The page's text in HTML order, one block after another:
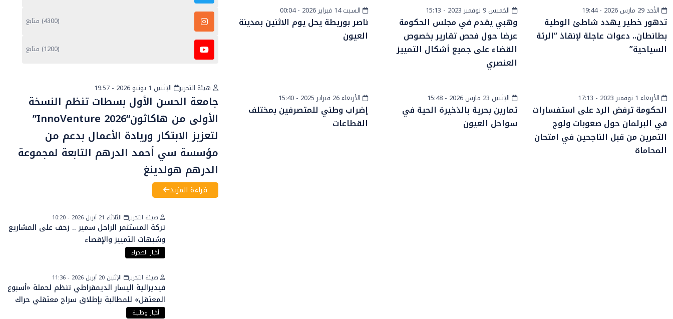
أخبار الصحراءالأحد 29 مارس 2026 - 19:44
تدهور خطير يهدد شاطئ الوطية
بطانطان.. دعوات عاجلة لإنقاذ “الرئة
السياحية”
أخبار وطنيةالخميس 9 نوفمبر 2023 - 15:13
وهبي يقدم في مجلس الحكومة
عرضا حول فحص تقارير بخصوص
القضاء على جميع أشكال التمييز
العنصري
أخبار وطنيةالسبت 14 فبراير 2026 - 00:04
ناصر بوريطة يحل يوم الاثنين بمدينة
العيون
أخبار وطنيةالأربعاء 1 نوفمبر 2023 - 17:13
الحكومة ترفض الرد على استفسارات
في البرلمان حول صعوبات ولوج
التمرين من قبل الناجحين في امتحان
المحاماة
أخبار الصحراءالإثنين 23 مارس 2026 - 15:48
تمارين بحرية بالذخيرة الحية في
سواحل العيون
أخبار وطنية
الأربعاء 26 فبراير 2025 - 15:40
إضراب وطني للمتصرفين بمختلف
القطاعات
(4300) متابع
(1200) متابع
أخبار عامة
هيئة التحرير الإثنين 1 يونيو 2026 - 19:57
جامعة الحسن الأول بسطات تنظم النسخة
الأولى من هاكاثون“InnoVenture 2026”
لتعزيز الابتكار وريادة الأعمال بدعم من
مؤسسة سي أحمد الدرهم التابعة لمجموعة
الدرهم هولدينغ
قراءة المزيد
هيئة التحرير الثلاثاء 21 أبريل 2026 - 10:20
تركة المستثمر الراحل سمير .. زحف على المشاريع
وشبهات التمييز والإقصاء
أخبار الصحراء
هيئة التحرير الإثنين 20 أبريل 2026 - 11:36
فيديرالية اليسار الديمقراطي تنظم لحملة «أسبوع
المعتقل» للمطالبة بإطلاق سراح معتقلي حراك
الريف
أخبار وطنية